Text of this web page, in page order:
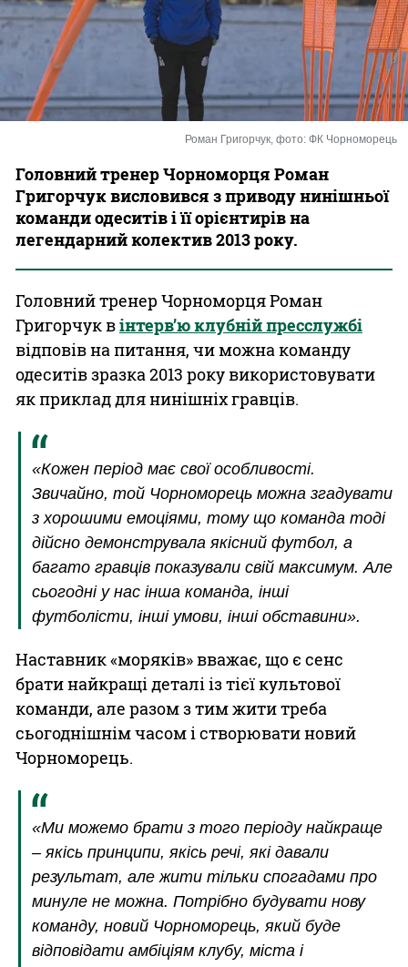
Казино
Роман Григорчук, фото: ФК Чорноморець
Головний тренер Чорноморця Роман
Григорчук висловився з приводу нинішньої
команди одеситів і її орієнтирів на
легендарний колектив 2013 року.
Головний тренер Чорноморця Роман
Григорчук вінтерв’ю клубній пресслужбі
відповів на питання, чи можна команду
одеситів зразка 2013 року використовувати
як приклад для нинішніх гравців.
«Кожен період має свої особливості.
Звичайно, той Чорноморець можна згадувати
з хорошими емоціями, тому що команда тоді
дійсно демонструвала якісний футбол, а
багато гравців показували свій максимум. Але
сьогодні у нас інша команда, інші
футболісти, інші умови, інші обставини».
Наставник «моряків» вважає, що є сенс
брати найкращі деталі із тієї культової
команди, але разом з тим жити треба
сьогоднішнім часом і створювати новий
Чорноморець.
«Ми можемо брати з того періоду найкраще
– якісь принципи, якісь речі, які давали
результат, але жити тільки спогадами про
минуле не можна. Потрібно будувати нову
команду, новий Чорноморець, який буде
відповідати амбіціям клубу, міста і